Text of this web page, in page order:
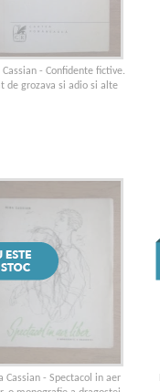
Cassian - Confidente fictive.
de grozava si adio si alte
Cassian - Spectacol in aer